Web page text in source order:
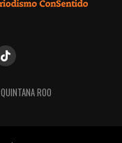
QUINTANA ROO